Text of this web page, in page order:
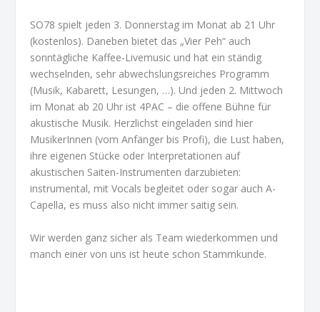
SO78 spielt jeden 3. Donnerstag im Monat ab 21 Uhr
(kostenlos). Daneben bietet das „Vier Peh“ auch
sonntägliche Kaffee-Livemusic und hat ein ständig
wechselnden, sehr abwechslungsreiches Programm
(Musik, Kabarett, Lesungen, …). Und jeden 2. Mittwoch
im Monat ab 20 Uhr ist 4PAC – die offene Bühne für
akustische Musik. Herzlichst eingeladen sind hier
MusikerInnen (vom Anfänger bis Profi), die Lust haben,
ihre eigenen Stücke oder Interpretationen auf
akustischen Saiten-Instrumenten darzubieten:
instrumental, mit Vocals begleitet oder sogar auch A-
Capella, es muss also nicht immer saitig sein.
Wir werden ganz sicher als Team wiederkommen und
manch einer von uns ist heute schon Stammkunde.